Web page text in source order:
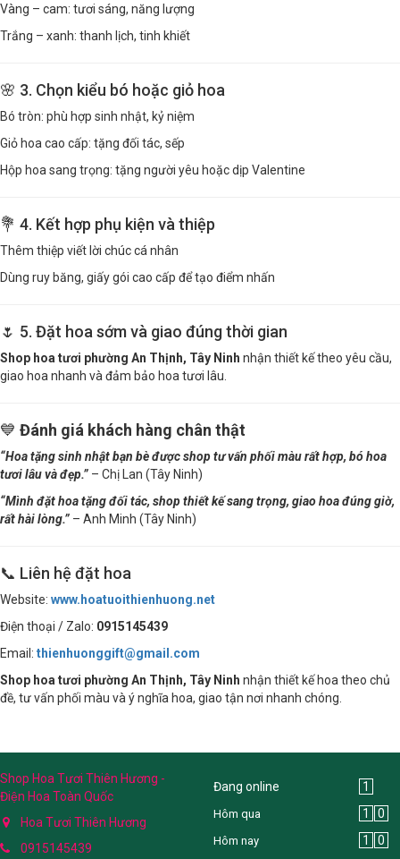
Vàng – cam: tươi sáng, năng lượng
Trắng – xanh: thanh lịch, tinh khiết
🌸 3. Chọn kiểu bó hoặc giỏ hoa
Bó tròn: phù hợp sinh nhật, kỷ niệm
Giỏ hoa cao cấp: tặng đối tác, sếp
Hộp hoa sang trọng: tặng người yêu hoặc dịp Valentine
💐 4. Kết hợp phụ kiện và thiệp
Thêm thiệp viết lời chúc cá nhân
Dùng ruy băng, giấy gói cao cấp để tạo điểm nhấn
🌷 5. Đặt hoa sớm và giao đúng thời gian
Shop hoa tươi phường An Thịnh, Tây Ninh nhận thiết kế theo yêu cầu,
giao hoa nhanh và đảm bảo hoa tươi lâu.
💙 Đánh giá khách hàng chân thật
“Hoa tặng sinh nhật bạn bè được shop tư vấn phối màu rất hợp, bó hoa
tươi lâu và đẹp.” – Chị Lan (Tây Ninh)
“Mình đặt hoa tặng đối tác, shop thiết kế sang trọng, giao hoa đúng giờ,
rất hài lòng.” – Anh Minh (Tây Ninh)
📞 Liên hệ đặt hoa
Website: www.hoatuoithienhuong.net
Điện thoại / Zalo: 0915145439
Email: thienhuonggift@gmail.com
Shop hoa tươi phường An Thịnh, Tây Ninh nhận thiết kế hoa theo chủ
đề, tư vấn phối màu và ý nghĩa hoa, giao tận nơi nhanh chóng.
Shop Hoa Tươi Thiên Hương -
Điện Hoa Toàn Quốc
Hoa Tươi Thiên Hương
0915145439
Đang online 1
Hôm qua 1 0
Hôm nay 1 0